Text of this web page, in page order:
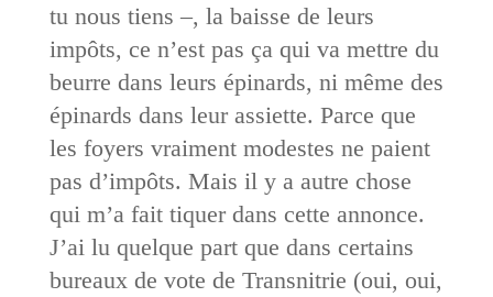
tu nous tiens –, la baisse de leurs
impôts, ce n’est pas ça qui va mettre du
beurre dans leurs épinards, ni même des
épinards dans leur assiette. Parce que
les foyers vraiment modestes ne paient
pas d’impôts. Mais il y a autre chose
qui m’a fait tiquer dans cette annonce.
J’ai lu quelque part que dans certains
bureaux de vote de Transnitrie (oui, oui,